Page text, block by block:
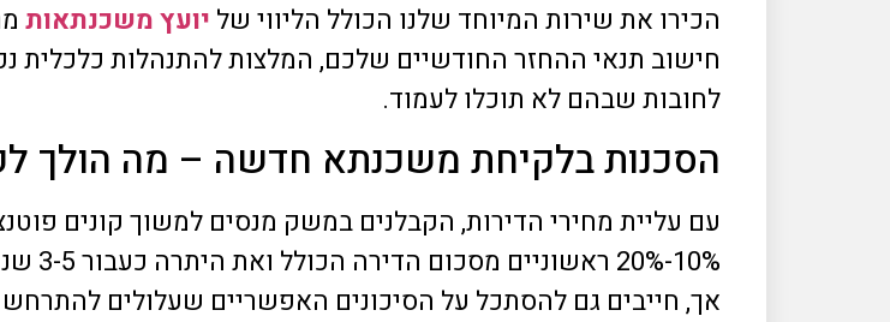
הכירו את שירות המיוחד שלנו הכולל הליווי של יועץ משכנתאות
חישוב תנאי ההחזר החודשיים שלכם, המלצות להתנהלות כלכלית
לחובות שבהם לא תוכלו לעמוד.
הסכנות בלקיחת משכנתא חדשה – מה הולך לקרות החל
עם עליית מחירי הדירות, הקבלנים במשק מנסים למשוך קונים
אך, חייבים גם להסתכל על הסיכונים האפשריים שעלולים